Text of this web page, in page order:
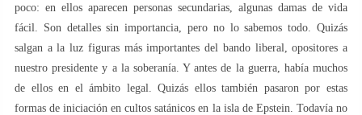
poco: en ellos aparecen personas secundarias, algunas damas de vida
fácil. Son detalles sin importancia, pero no lo sabemos todo. Quizás
salgan a la luz figuras más importantes del bando liberal, opositores a
nuestro presidente y a la soberanía. Y antes de la guerra, había muchos
de ellos en el ámbito legal. Quizás ellos también pasaron por estas
formas de iniciación en cultos satánicos en la isla de Epstein. Todavía no